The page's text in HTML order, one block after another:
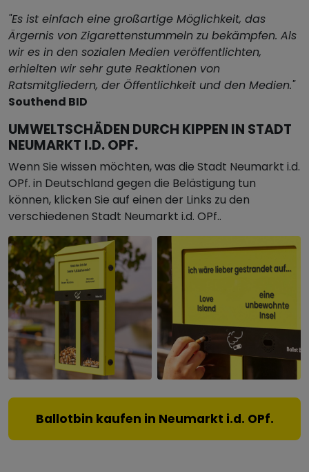
"Es ist einfach eine großartige Möglichkeit, das
Ärgernis von Zigarettenstummeln zu bekämpfen. Als
wir es in den sozialen Medien veröffentlichten,
erhielten wir sehr gute Reaktionen von
Ratsmitgliedern, der Öffentlichkeit und den Medien."
Southend BID
UMWELTSCHÄDEN DURCH KIPPEN IN STADT
NEUMARKT I.D. OPF.
Wenn Sie wissen möchten, was die Stadt Neumarkt i.d.
OPf. in Deutschland gegen die Belästigung tun
können, klicken Sie auf einen der Links zu den
verschiedenen Stadt Neumarkt i.d. OPf..
Ballotbin kaufen in Neumarkt i.d. OPf.